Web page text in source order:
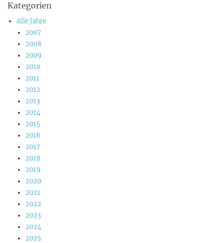
Kategorien
Alle Jahre
2007
2008
2009
2010
2011
2012
2013
2014
2015
2016
2017
2018
2019
2020
2021
2022
2023
2024
2025